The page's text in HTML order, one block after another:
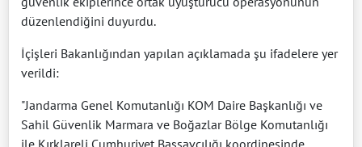
düzenlendiğini duyurdu.
İçişleri Bakanlığından yapılan açıklamada şu ifadelere yer
verildi:
"Jandarma Genel Komutanlığı KOM Daire Başkanlığı ve
Sahil Güvenlik Marmara ve Boğazlar Bölge Komutanlığı